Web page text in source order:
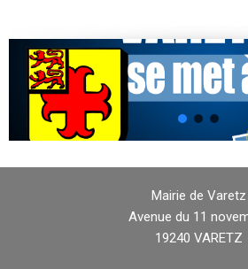
Mairie de Varetz
Avenue du 11
19240 VARETZ